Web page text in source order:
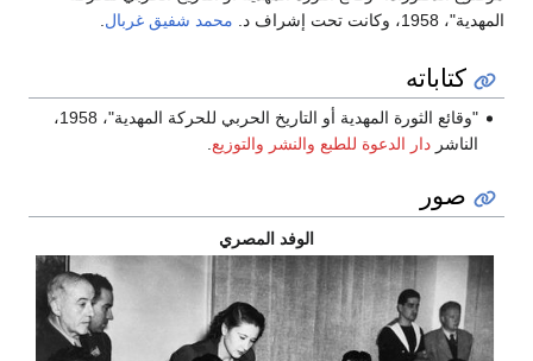
المهدية"، 1958، وكانت تحت إشراف د.
محمد شفيق غربال
كتاباته
"وقائع الثورة المهدية أو التاريخ الحربي للحركة المهدية"، 1958،
الناشردار الدعوة للطبع والنشر والتوزيع.
صور
الوفد المصري